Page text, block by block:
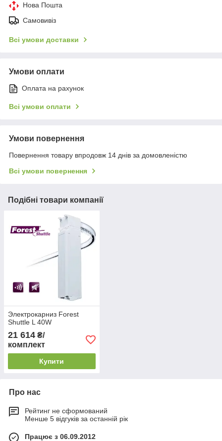
Нова Пошта
Самовивіз
Всі умови доставки
Умови оплати
Оплата на рахунок
Всі умови оплати
Умови повернення
Повернення товару впродовж 14 днів за домовленістю
Всі умови повернення
Подібні товари компанії
Электрокарниз Forest
Shuttle L 40W
21 614 ₴/
комплект
Купити
Про нас
Рейтинг не сформований
Менше 5 відгуків за останній рік
Працює з 06.09.2012